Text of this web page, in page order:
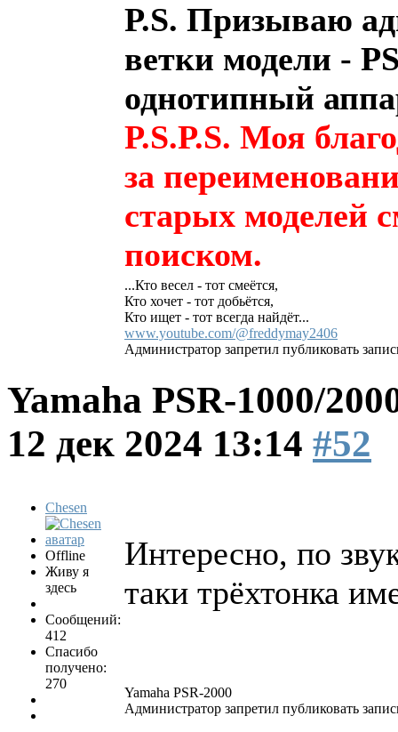
P.S. Призываю
ветки модели -
однотипный
P.S.P.S. Моя
за
старых моделей
поиском.
...Кто весел - тот смеётся,
Кто хочет - тот добьётся,
Кто ищет - тот всегда найдёт...
www.youtube.com/@freddymay2406
Администратор запретил публиковать
Yamaha PSR-1000/
12 дек 2024 13:14 #52
Chesen
Offline
Живу я
здесь
Сообщений:
412
Спасибо
получено:
270
Интересно, по
таки трёхтонка
Yamaha PSR-2000
Администратор запретил публиковать